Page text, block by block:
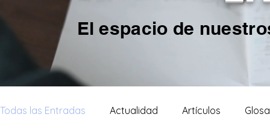
El espacio de
Todas las Entradas Actualidad Artículos